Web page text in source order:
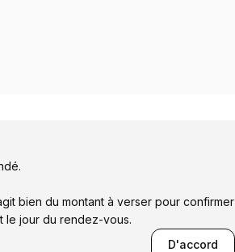
bien du montant à verser pour confirmer
le jour du rendez-vous.
D'accord